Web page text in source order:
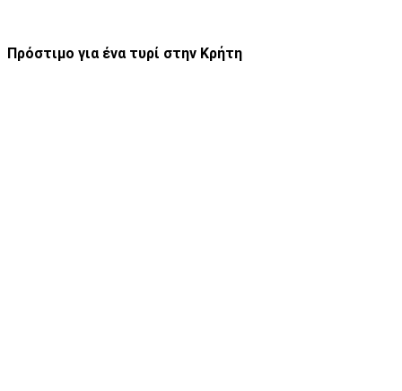
Πρόστιμο για ένα τυρί στην Κρήτη